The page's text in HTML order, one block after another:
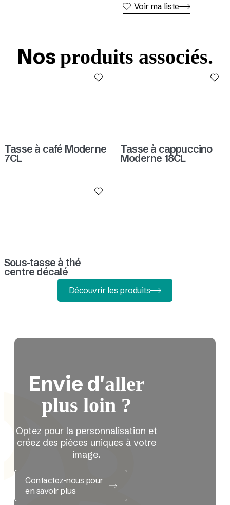
Voir ma liste
Nos produits associés.
Tasse à café Moderne
7CL
Tasse à cappuccino
Moderne 18CL
Sous-tasse à thé
centre décalé
Découvrir les produits
Envie d'aller
plus loin ?
Optez pour la personnalisation et
créez des pièces uniques à votre
image.
Contactez-nous pour
en savoir plus